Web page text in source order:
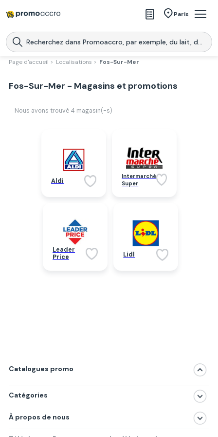
Paris
Magasins
Produits
Promoaccro
l'application
Page d'accueil > Localisations > Fos-Sur-Mer
Fos-Sur-Mer - Magasins et promotions
Nous avons trouvé 4 magasin(-s)
Aldi
Intermarché
Super
Leader
Price
Lidl
Catalogues promo
Catégories
Produits
À propos de nous